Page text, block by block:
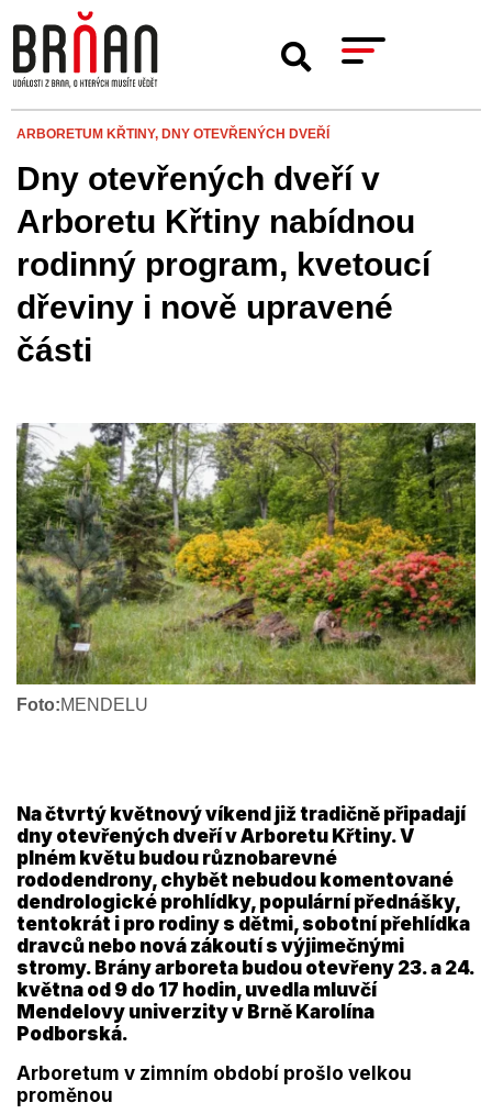
ARBORETUM KŘTINY, DNY OTEVŘENÝCH DVEŘÍ
Dny otevřených dveří v
Arboretu Křtiny nabídnou
rodinný program, kvetoucí
dřeviny i nově upravené
části
Foto:MENDELU
Na čtvrtý květnový víkend již tradičně připadají
dny otevřených dveří v Arboretu Křtiny. V
plném květu budou různobarevné
rododendrony, chybět nebudou komentované
dendrologické prohlídky, populární přednášky,
tentokrát i pro rodiny s dětmi, sobotní přehlídka
dravců nebo nová zákoutí s výjimečnými
stromy. Brány arboreta budou otevřeny 23. a 24.
května od 9 do 17 hodin, uvedla mluvčí
Mendelovy univerzity v Brně Karolína
Podborská.
Arboretum v zimním období prošlo velkou
proměnou